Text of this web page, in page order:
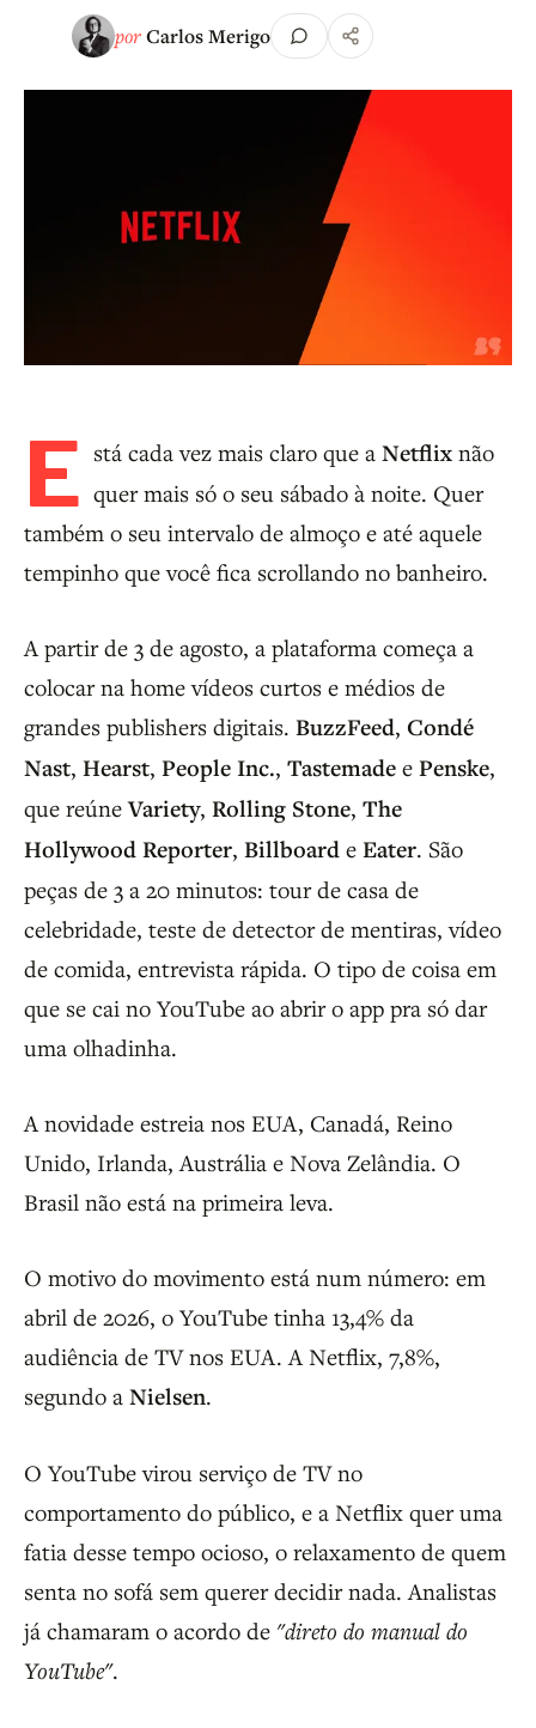
porCarlos Merigo
E stá cada vez mais claro que a Netflix não
quer mais só o seu sábado à noite. Quer
também o seu intervalo de almoço e até aquele
tempinho que você fica scrollando no banheiro.
A partir de 3 de agosto, a plataforma começa a
colocar na home vídeos curtos e médios de
grandes publishers digitais. BuzzFeed, Condé
Nast, Hearst, People Inc., Tastemade e Penske,
que reúneVariety, Rolling Stone, The
Hollywood Reporter, Billboard e Eater. São
peças de 3 a 20 minutos: tour de casa de
celebridade, teste de detector de mentiras, vídeo
de comida, entrevista rápida. O tipo de coisa em
que se cai no YouTube ao abrir o app pra só dar
uma olhadinha.
A novidade estreia nos EUA, Canadá, Reino
Unido, Irlanda, Austrália e Nova Zelândia. O
Brasil não está na primeira leva.
O motivo do movimento está num número: em
abril de 2026, o YouTube tinha 13,4% da
audiência de TV nos EUA. A Netflix, 7,8%,
segundo a Nielsen.
O YouTube virou serviço de TV no
comportamento do público, e a Netflix quer uma
fatia desse tempo ocioso, o relaxamento de quem
senta no sofá sem querer decidir nada. Analistas
já chamaram o acordo de "direto do manual do
YouTube".